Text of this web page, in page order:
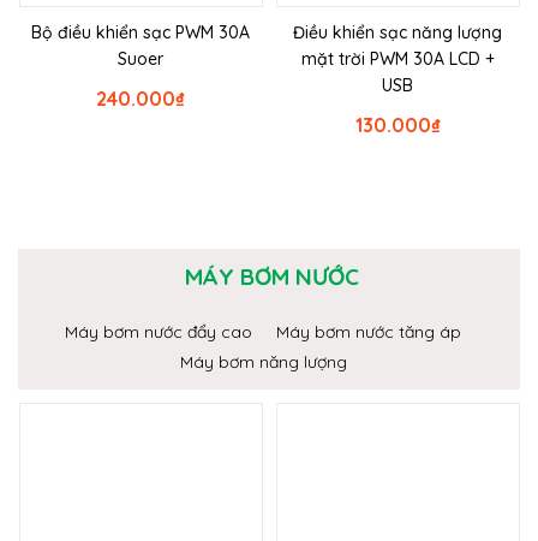
Bộ điều khiển sạc PWM 30A
Suoer
₫
240.000
Điều khiển sạc năng lượng
mặt trời PWM 30A LCD +
USB
₫
130.000
MÁY BƠM NƯỚC
Máy bơm nước đẩy cao
Máy bơm nước tăng áp
Máy bơm năng lượng